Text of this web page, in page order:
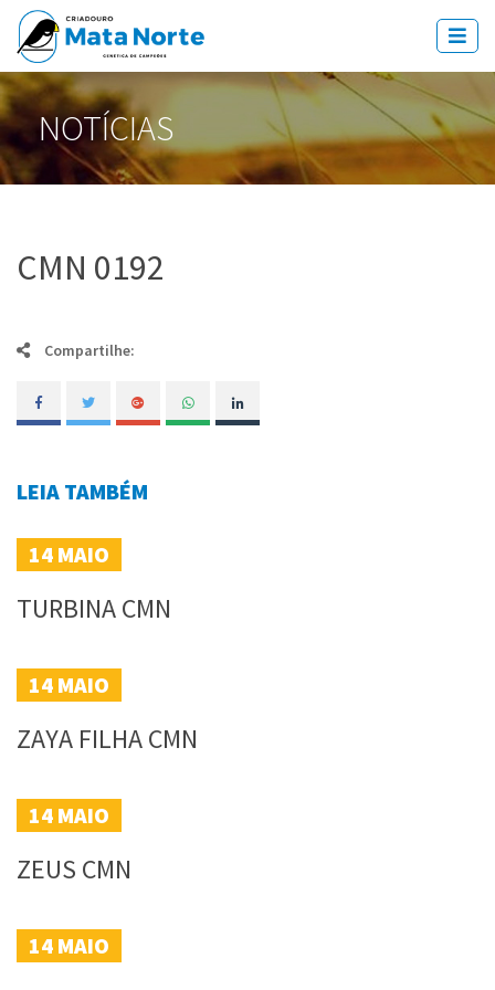
NOTÍCIAS
CMN 0192
Compartilhe:
LEIA TAMBÉM
14 MAIO
TURBINA CMN
14 MAIO
ZAYA FILHA CMN
14 MAIO
ZEUS CMN
14 MAIO